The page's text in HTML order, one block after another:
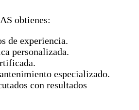
obtienes:
de experiencia.
personalizada.
especializado.
con resultados